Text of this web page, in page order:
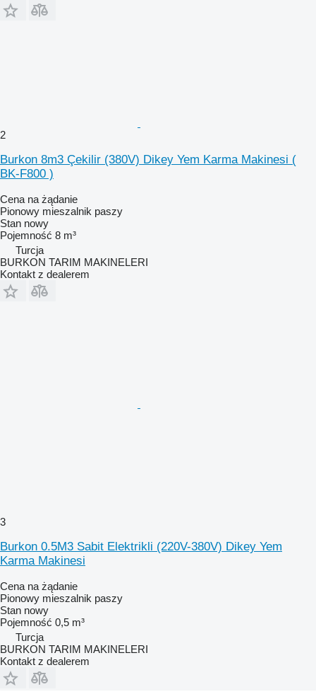
2
Burkon 8m3 Çekilir (380V) Dikey Yem Karma Makinesi (
BK-F800 )
Cena na żądanie
Pionowy mieszalnik paszy
Stan nowy
Pojemność 8 m³
Turcja
BURKON TARIM MAKINELERI
Kontakt z dealerem
3
Burkon 0.5M3 Sabit Elektrikli (220V-380V) Dikey Yem
Karma Makinesi
Cena na żądanie
Pionowy mieszalnik paszy
Stan nowy
Pojemność 0,5 m³
Turcja
BURKON TARIM MAKINELERI
Kontakt z dealerem